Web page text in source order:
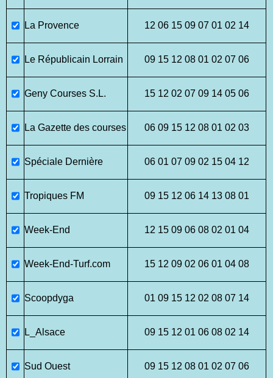
La Provence 12 06 15 09 07 01 02 14
Le Républicain Lorrain 09 15 12 08 01 02 07 06
Geny Courses S.L. 15 12 02 07 09 14 05 06
La Gazette des courses 06 09 15 12 08 01 02 03
Spéciale Dernière 06 01 07 09 02 15 04 12
Tropiques FM 09 15 12 06 14 13 08 01
Week-End 12 15 09 06 08 02 01 04
Week-End-Turf.com 15 12 09 02 06 01 04 08
Scoopdyga 01 09 15 12 02 08 07 14
L_Alsace 09 15 12 01 06 08 02 14
Sud Ouest 09 15 12 08 01 02 07 06